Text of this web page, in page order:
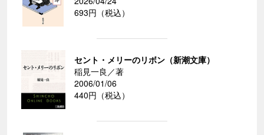
693円（税込）
セント・メリーのリボン（新潮文庫）
稲見一良／著
2006/01/06
440円（税込）